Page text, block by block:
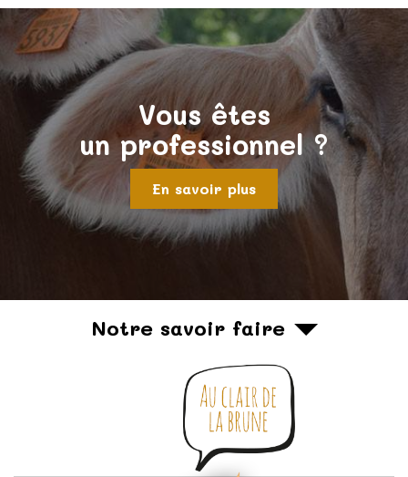
Vous êtes
un professionnel ?
En savoir plus
Notre savoir faire